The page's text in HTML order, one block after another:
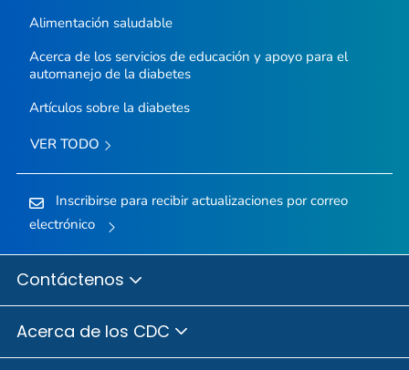
Alimentación saludable
Acerca de los servicios de educación y apoyo para el
automanejo de la diabetes
Artículos sobre la diabetes
VER TODO
Inscribirse para recibir actualizaciones por correo
electrónico
Contáctenos
Acerca de los CDC